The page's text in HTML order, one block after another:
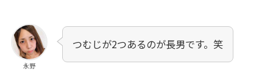
永野
つむじが2つあるのが長男です。笑